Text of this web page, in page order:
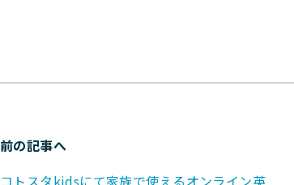
前の記事へ
コトスタkidsにて家族で使えるオンライン英